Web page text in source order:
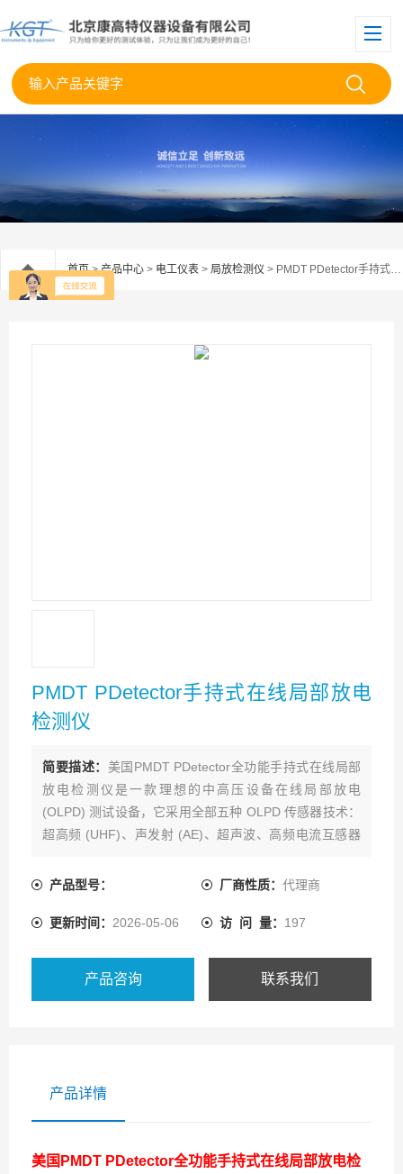
首页>产品中心 > 电工仪表 > 局放检测仪 > PMDT PDetector手持式在线局部放电检测仪
PMDT PDetector手持式在线局部放电
检测仪
简要描述： 美国PMDT PDetector全功能手持式在线局部
放电检测仪是一款理想的中高压设备在线局部放电
(OLPD) 测试设备，它采用全部五种 OLPD 传感器技术：
超高频 (UHF)、声发射 (AE)、超声波、高频电流互感器
在线局部放电检测仪现在热卖中，如需购买，可通过客服
产品型号： 厂商性质： 代理商
更新时间： 2026-05-06 访 问 量： 197
产品咨询 联系我们
产品详情
美国PMDT PDetector全功能手持式在线局部放电检